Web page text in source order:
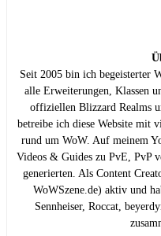
Seit 2005 bin ich begeisterter
alle Erweiterungen, Klassen
offiziellen Blizzard Realms
betreibe ich diese Website mit
rund um WoW. Auf meinem
Videos & Guides zu PvE, PvP
generierten. Als Content
WoWSzene.de) aktiv und
Sennheiser, Roccat,